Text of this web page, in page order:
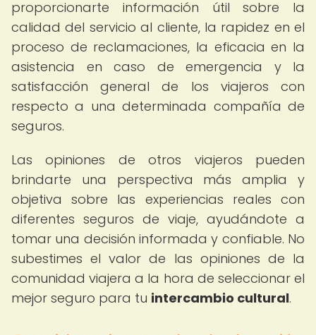
proporcionarte información útil sobre la
calidad del servicio al cliente, la rapidez en el
proceso de reclamaciones, la eficacia en la
asistencia en caso de emergencia y la
satisfacción general de los viajeros con
respecto a una determinada compañía de
seguros.
Las opiniones de otros viajeros pueden
brindarte una perspectiva más amplia y
objetiva sobre las experiencias reales con
diferentes seguros de viaje, ayudándote a
tomar una decisión informada y confiable. No
subestimes el valor de las opiniones de la
comunidad viajera a la hora de seleccionar el
mejor seguro para tu intercambio cultural.